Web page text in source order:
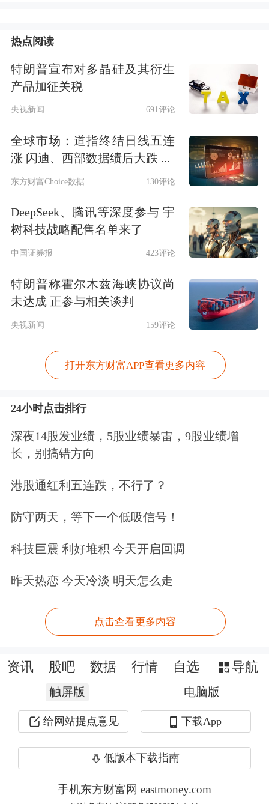
AI成为企业发展和个人成长的原生推动
力。”
李彦宏认为，我们正在跨越一个全新临
AI不再是“看起来很美”的演示，而
是“用起来真香”的解决方案。“今天任
何一家企业，只有用好AI才能立于不
败，任何一个个体只有用好AI才能掌控
未来。”
百度世界大会上，李彦宏还表示，百度
搜索绝大部分的搜索结果由AI生成，而
70%。“你现在搜索10个问题，7个答案
接，而是一个图片、一个视频、一个直
播，甚至是一个数字人！”
中AI化改造最激进的。百度用AI重构搜
索结果页，不是简单地在搜索结果中插
入个AI摘要，而是把搜索从一个以文字
。
索能力，已和三星、荣耀、vivo等主流
厂商展开合作。目前，已有625家厂商
通过百度智能云接入了百度的搜索
API，百度搜索的AI API正成为行业技
热点阅读
特朗普宣布对多晶硅及其衍生
产品加征关税
央视新闻 691评论
全球市场：道指终结日线五连
涨 闪迪、西部数据绩后大跌 ...
东方财富Choice数据 130评论
DeepSeek、腾讯等深度参与 宇
树科技战略配售名单来了
中国证券报 423评论
特朗普称霍尔木兹海峡协议尚
未达成 正参与相关谈判
央视新闻 159评论
打开东方财富APP查看更多内容
24小时点击排行
深夜14股发业绩，5股业绩暴雷，9股业绩增
长，别搞错方向
港股通红利五连跌，不行了？
防守两天，等下一个低吸信号！
科技巨震 利好堆积 今天开启回调
昨天热恋 今天冷淡 明天怎么走
点击查看更多内容
资讯 股吧 数据 行情 自选 导航
触屏版 电脑版
给网站提点意见 下载App
低版本下载指南
手机东方财富网 eastmoney.com